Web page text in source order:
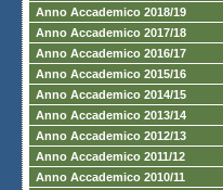
Anno Accademico 2018/19
Anno Accademico 2017/18
Anno Accademico 2016/17
Anno Accademico 2015/16
Anno Accademico 2014/15
Anno Accademico 2013/14
Anno Accademico 2012/13
Anno Accademico 2011/12
Anno Accademico 2010/11